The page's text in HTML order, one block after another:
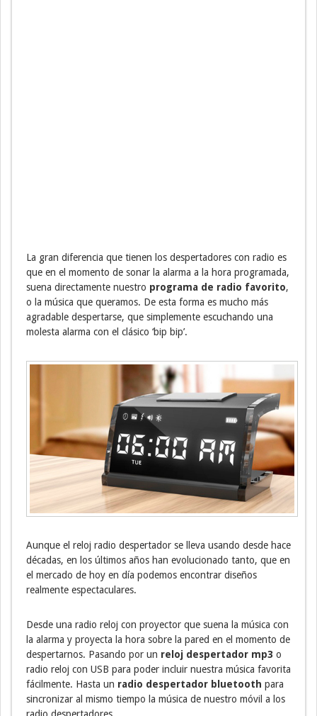
La gran diferencia que tienen los despertadores con radio es
que en el momento de sonar la alarma a la hora programada,
suena directamente nuestro programa de radio favorito,
o la música que queramos. De esta forma es mucho más
agradable despertarse, que simplemente escuchando una
molesta alarma con el clásico ‘bip bip’.
Aunque el reloj radio despertador se lleva usando desde hace
décadas, en los últimos años han evolucionado tanto, que en
el mercado de hoy en día podemos encontrar diseños
realmente espectaculares.
Desde una radio reloj con proyector que suena la música con
la alarma y proyecta la hora sobre la pared en el momento de
despertarnos. Pasando por un reloj despertador mp3 o
radio reloj con USB para poder incluir nuestra música favorita
fácilmente. Hasta un radio despertador bluetooth para
sincronizar al mismo tiempo la música de nuestro móvil a los